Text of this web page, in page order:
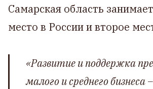
Самарская область
место в России и второе
«Развитие и поддержка
малого и среднего бизнеса–